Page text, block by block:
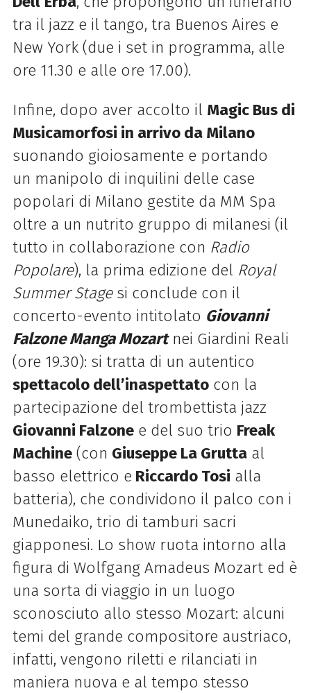
tra il jazz e il tango, tra Buenos Aires e
New York (due i set in programma, alle
ore 11.30 e alle ore 17.00).
Infine, dopo aver accolto il Magic Bus di
Musicamorfosi in arrivo da Milano
suonando gioiosamente e portando
un manipolo di inquilini delle case
popolari di Milano gestite da MM Spa
oltre a un nutrito gruppo di milanesi (il
tutto in collaborazione con Radio
Popolare), la prima edizione del Royal
Summer Stagesi conclude con il
concerto-evento intitolato Giovanni
Falzone Manga Mozartnei Giardini Reali
(ore 19.30): si tratta di un autentico
spettacolo dell’inaspettatocon la
partecipazione del trombettista jazz
Giovanni Falzonee del suo trio Freak
Machine(con Giuseppe La Gruttaal
basso elettrico e Riccardo Tosi alla
batteria), che condividono il palco con i
Munedaiko, trio di tamburi sacri
giapponesi. Lo show ruota intorno alla
figura di Wolfgang Amadeus Mozart ed è
una sorta di viaggio in un luogo
sconosciuto allo stesso Mozart: alcuni
temi del grande compositore austriaco,
infatti, vengono riletti e rilanciati in
maniera nuova e al tempo stesso